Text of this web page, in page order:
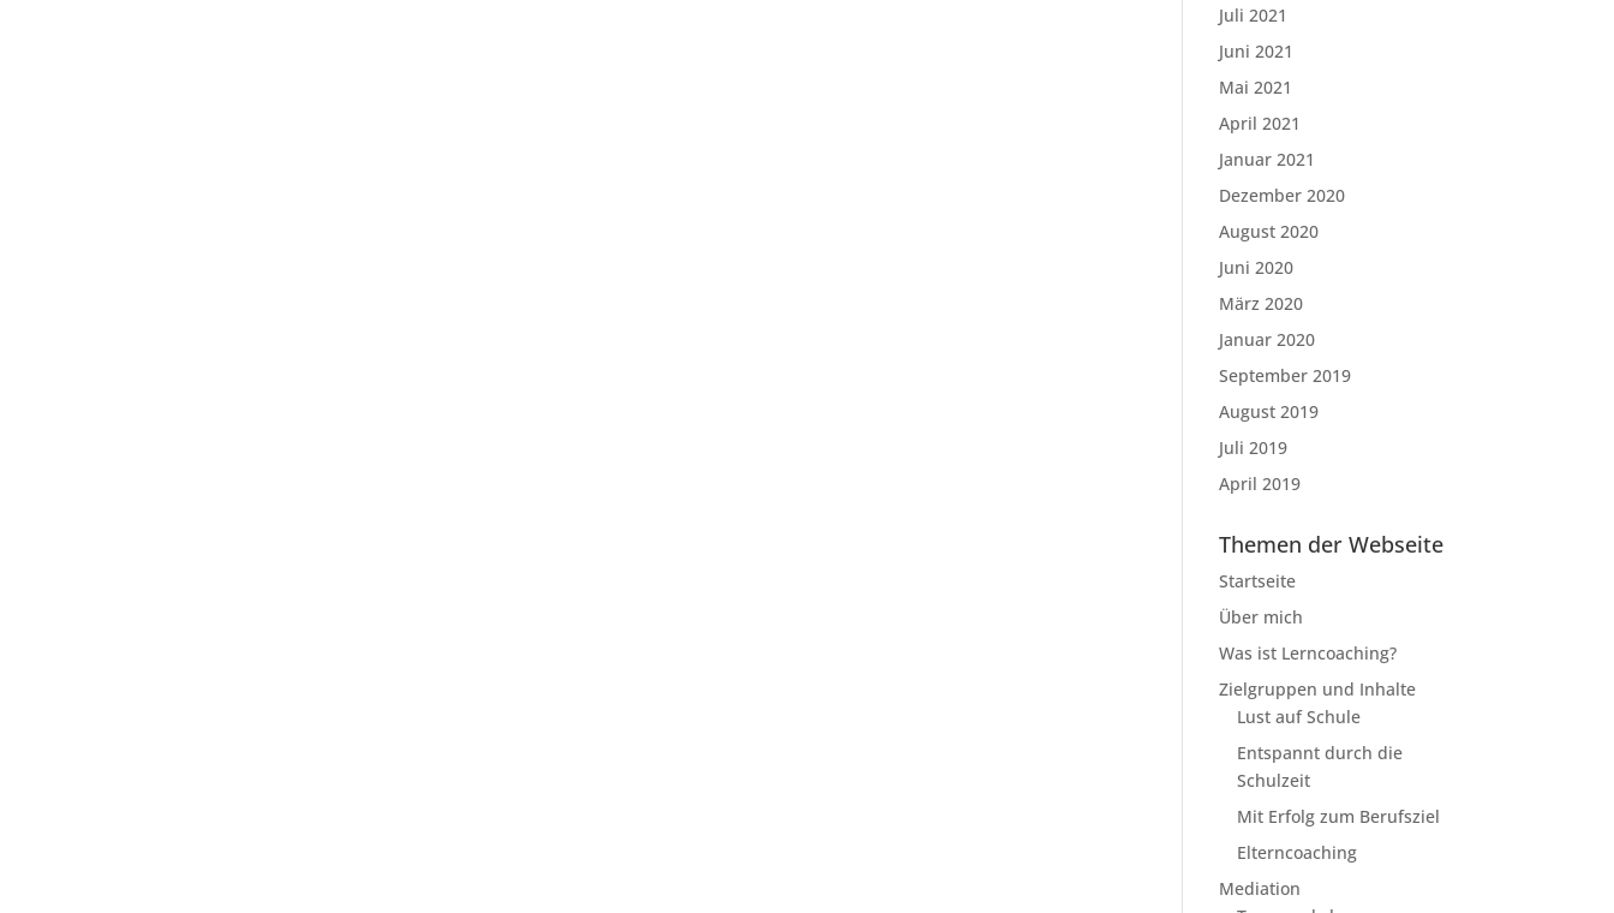
Juli 2021
Juni 2021
Mai 2021
April 2021
Januar 2021
Dezember 2020
August 2020
Juni 2020
März 2020
Januar 2020
September 2019
August 2019
Juli 2019
April 2019
Themen der Webseite
Startseite
Über mich
Was ist Lerncoaching?
Zielgruppen und Inhalte
Lust auf Schule
Entspannt durch die
Schulzeit
Mit Erfolg zum Berufsziel
Elterncoaching
Mediation